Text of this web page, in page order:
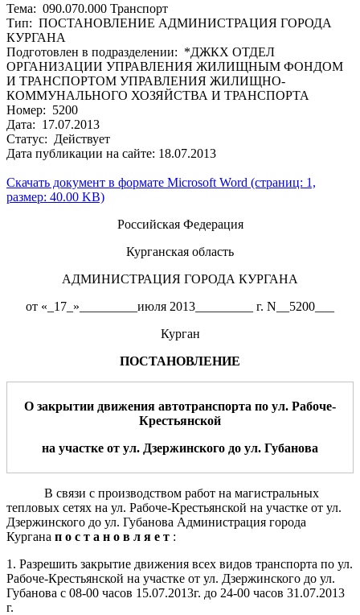
Тема: 090.070.000 Транспорт
Тип: ПОСТАНОВЛЕНИЕ АДМИНИСТРАЦИЯ ГОРОДА
КУРГАНА
Подготовлен в подразделении: *ДЖКХ ОТДЕЛ
ОРГАНИЗАЦИИ УПРАВЛЕНИЯ ЖИЛИЩНЫМ ФОНДОМ
И ТРАНСПОРТОМ УПРАВЛЕНИЯ ЖИЛИЩНО-
КОММУНАЛЬНОГО ХОЗЯЙСТВА И ТРАНСПОРТА
Номер: 5200
Дата: 17.07.2013
Статус: Действует
Дата публикации на сайте: 18.07.2013
Скачать документ в формате Microsoft Word (страниц: 1,
размер: 40.00 KB)
Российская Федерация
Курганская область
АДМИНИСТРАЦИЯ ГОРОДА КУРГАНА
от «_17_»_________июля 2013_________ г. N__5200___
Курган
ПОСТАНОВЛЕНИЕ
О закрытии движения автотранспорта по ул. Рабоче-
Крестьянской
на участке от ул. Дзержинского до ул. Губанова
В связи с производством работ на магистральных
тепловых сетях на ул. Рабоче-Крестьянской на участке от ул.
Дзержинского до ул. Губанова Администрация города
Кургана п о с т а н о в л я е т :
1. Разрешить закрытие движения всех видов транспорта по ул.
Рабоче-Крестьянской на участке от ул. Дзержинского до ул.
Губанова с 08-00 часов 15.07.2013г. до 24-00 часов 31.07.2013
г.